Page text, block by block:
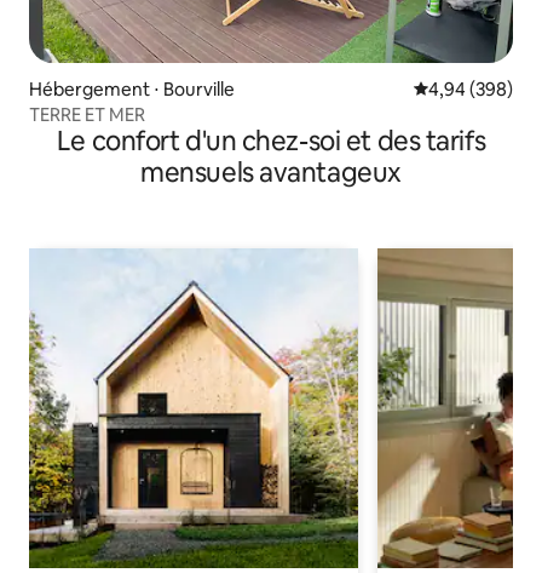
Hébergement ⋅ Bourville Évaluation
4,94 (398)
TERRE ET MER
Le confort d'un chez-soi et des tarifs
mensuels avantageux